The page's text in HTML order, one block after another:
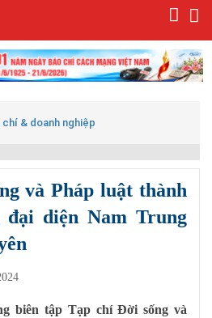
chí & doanh nghiệp
và Pháp luật thành
đại diện Nam Trung
biên tập Tạp chí Đời sống và